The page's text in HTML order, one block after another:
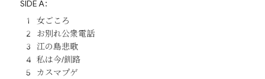
SIDE A：
女ごころ
お別れ公衆電話
江の島悲歌
私は今/釧路
カスマプゲ